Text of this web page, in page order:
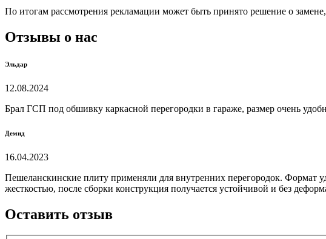
По итогам рассмотрения рекламации может быть принято решение о
Отзывы о нас
Эльдар
12.08.2024
Брал ГСП под обшивку каркасной перегородки в гараже, размер очень
Демид
16.04.2023
Пешеланскинские плиту применяли для внутренних перегородок. Формат
жесткостью, после сборки конструкция получается устойчивой и без
Оставить отзыв